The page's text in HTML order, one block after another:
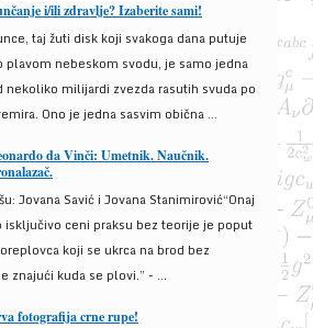
i/ili zdravlje? Izaberite sami!
taj žuti disk koji svakoga dana putuje
plavom nebeskom svodu, je samo jedna
nekoliko milijardi zvezda rasutih svuda po
Ono je jedna sasvim obična ...
da Vinči: Umetnik. Naučnik.
Jovana Savić i Jovana Stanimirović“Onaj
isključivo ceni praksu bez teorije je poput
koji se ukrca na brod bez
znajući kuda se plovi.” - ...
fotografija crne rupe!